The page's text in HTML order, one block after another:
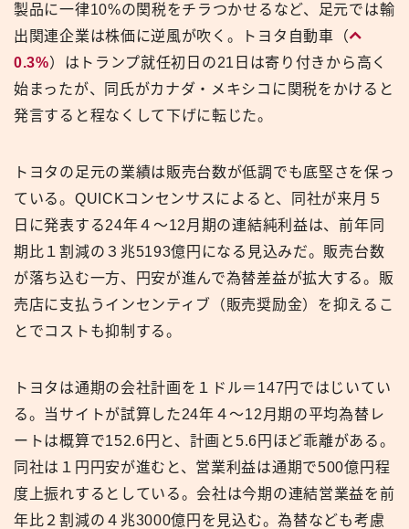
製品に一律10%の関税をチラつかせるなど、足元では輸
出関連企業は株価に逆風が吹く。トヨタ自動車（
0.3%）はトランプ就任初日の21日は寄り付きから高く
始まったが、同氏がカナダ・メキシコに関税をかけると
発言すると程なくして下げに転じた。
トヨタの足元の業績は販売台数が低調でも底堅さを保っ
ている。QUICKコンセンサスによると、同社が来月５
日に発表する24年４〜12月期の連結純利益は、前年同
期比１割減の３兆5193億円になる見込みだ。販売台数
が落ち込む一方、円安が進んで為替差益が拡大する。販
売店に支払うインセンティブ（販売奨励金）を抑えるこ
とでコストも抑制する。
トヨタは通期の会社計画を１ドル＝147円ではじいてい
る。当サイトが試算した24年４〜12月期の平均為替レ
ートは概算で152.6円と、計画と5.6円ほど乖離がある。
同社は１円円安が進むと、営業利益は通期で500億円程
度上振れするとしている。会社は今期の連結営業益を前
年比２割減の４兆3000億円を見込む。為替なども考慮